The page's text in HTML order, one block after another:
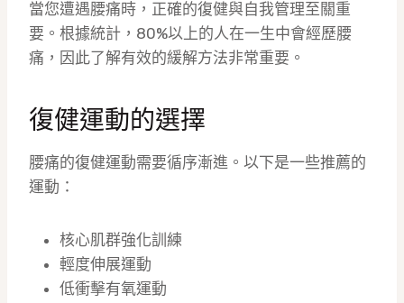
當您遭遇腰痛時，正確的復健與自我管理至關重
要。根據統計，80%以上的人在一生中會經歷腰
痛，因此了解有效的緩解方法非常重要。
復健運動的選擇
腰痛的復健運動需要循序漸進。以下是一些推薦的
運動：
核心肌群強化訓練
輕度伸展運動
低衝擊有氧運動